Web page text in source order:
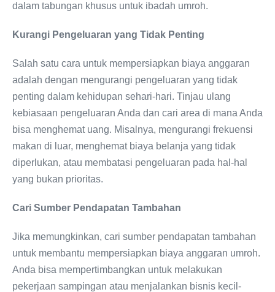
dalam tabungan khusus untuk ibadah umroh.
Kurangi Pengeluaran yang Tidak Penting
Salah satu cara untuk mempersiapkan biaya anggaran
adalah dengan mengurangi pengeluaran yang tidak
penting dalam kehidupan sehari-hari. Tinjau ulang
kebiasaan pengeluaran Anda dan cari area di mana Anda
bisa menghemat uang. Misalnya, mengurangi frekuensi
makan di luar, menghemat biaya belanja yang tidak
diperlukan, atau membatasi pengeluaran pada hal-hal
yang bukan prioritas.
Cari Sumber Pendapatan Tambahan
Jika memungkinkan, cari sumber pendapatan tambahan
untuk membantu mempersiapkan biaya anggaran umroh.
Anda bisa mempertimbangkan untuk melakukan
pekerjaan sampingan atau menjalankan bisnis kecil-